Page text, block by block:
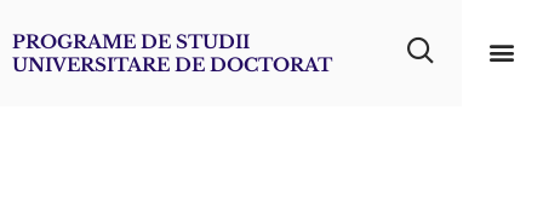
PROGRAME DE STUDII
UNIVERSITARE DE DOCTORAT